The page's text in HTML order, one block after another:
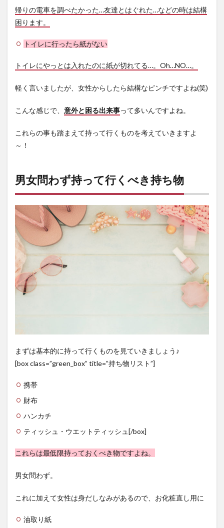
6.2
赤川
花火
大会
(山形
6.3
川花
会(東
6.4
会(大
6.5
ハウ
ステ
ンボ
ス九
州一
花火
大会
(長崎
県)
帰りの電車を調べたかった…友達とはぐれた…などの時は結構
困ります。
トイレに行ったら紙がない
トイレにやっとは入れたのに紙が切れてる…。Oh…NO…。
軽く言いましたが、女性からしたら結構なピンチですよね(笑)
こんな感じで、 意外と困る出来事って多いんですよね。
これらの事も踏まえて持って行くものを考えていきますよ
～！
男女問わず持って行くべき持ち物
まずは基本的に持って行くものを見ていきましょう♪
[box class=”green_box” title=”持ち物リスト”]
携帯
財布
ハンカチ
ティッシュ・ウエットティッシュ[/box]
これらは最低限持っておくべき物ですよね。
男女問わず。
これに加えて女性は身だしなみがあるので、お化粧直し用に
油取り紙